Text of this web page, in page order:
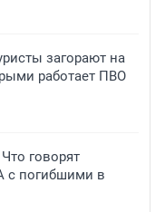
загорают на
работает ПВО
говорят
с погибшими в